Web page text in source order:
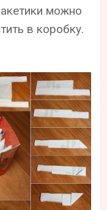
можно
в коробку.